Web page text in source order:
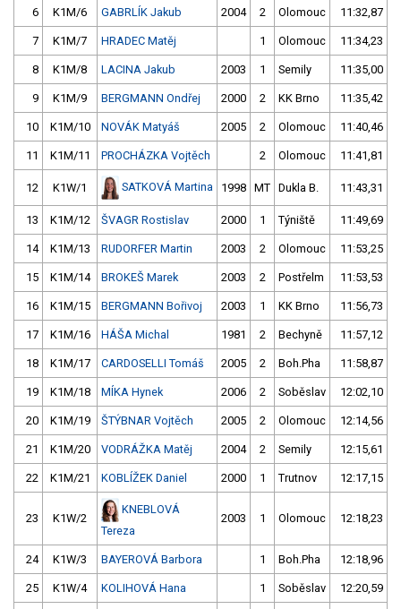
6 K1M/6 GABRLÍK Jakub 2004 2 Olomouc 11:32,87
7 K1M/7 HRADEC Matěj 1 Olomouc 11:34,23
8 K1M/8 LACINA Jakub 2003 1 Semily 11:35,00
9 K1M/9 BERGMANN Ondřej 2000 2 KK Brno 11:35,42
10 K1M/10 NOVÁK Matyáš 2005 2 Olomouc 11:40,46
11 K1M/11 PROCHÁZKA Vojtěch 2 Olomouc 11:41,81
12 K1W/1 SATKOVÁ Martina 1998 MT Dukla B. 11:43,31
13 K1M/12 ŠVAGR Rostislav 2000 1 Týniště 11:49,69
14 K1M/13 RUDORFER Martin 2003 2 Olomouc 11:53,25
15 K1M/14 BROKEŠ Marek 2003 2 Postřelm 11:53,53
16 K1M/15 BERGMANN Bořivoj 2003 1 KK Brno 11:56,73
17 K1M/16 HÁŠA Michal 1981 2 Bechyně 11:57,12
18 K1M/17 CARDOSELLI Tomáš 2005 2 Boh.Pha 11:58,87
19 K1M/18 MÍKA Hynek 2006 2 Soběslav 12:02,10
20 K1M/19 ŠTÝBNAR Vojtěch 2005 2 Olomouc 12:14,56
21 K1M/20 VODRÁŽKA Matěj 2004 2 Semily 12:15,61
22 K1M/21 KOBLÍŽEK Daniel 2000 1 Trutnov 12:17,15
23 K1W/2
KNEBLOVÁ
Tereza
2003 1 Olomouc 12:18,23
24 K1W/3 BAYEROVÁ Barbora 1 Boh.Pha 12:18,96
25 K1W/4 KOLIHOVÁ Hana 1 Soběslav 12:20,59